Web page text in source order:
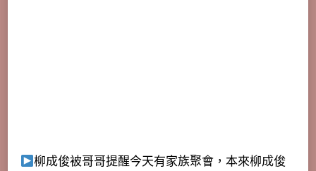
柳成俊被哥哥提醒今天有家族聚會，本來柳成俊